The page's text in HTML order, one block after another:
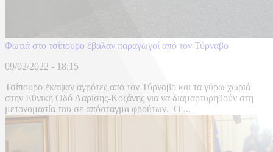
Φωτιά στο τσίπουρο έβαλαν παραγωγοί από τον Τύρναβο
09/02/2022 - 18:15
Τσίπουρο έκαψαν αγρότες από τον Τύρναβο και τα γύρω χωριά
στην Εθνική Οδό Λαρίσης-Κοζάνης για να διαμαρτυρηθούν στη
μετονομασία του σε απόσταγμα φρούτων. Ο ...